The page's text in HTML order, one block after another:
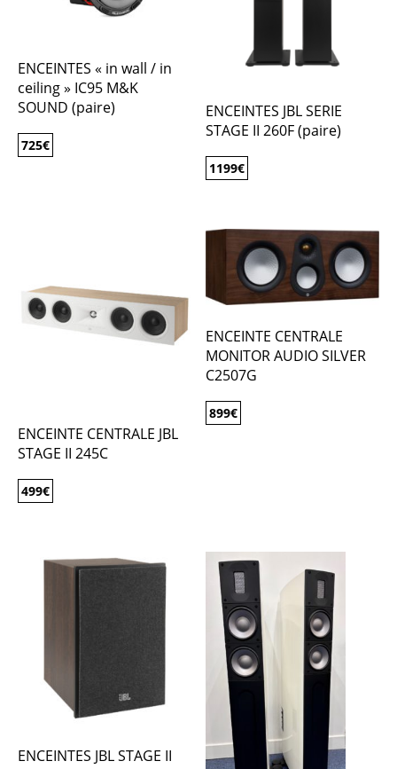
ENCEINTES « in wall / in
ceiling » IC95 M&K
SOUND (paire)
725€
ENCEINTES JBL SERIE
STAGE II 260F (paire)
1199€
ENCEINTE CENTRALE JBL
STAGE II 245C
499€
ENCEINTE CENTRALE
MONITOR AUDIO SILVER
C2507G
899€
ENCEINTES JBL STAGE II